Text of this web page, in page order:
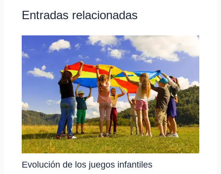
Entradas relacionadas
Evolución de los juegos infantiles